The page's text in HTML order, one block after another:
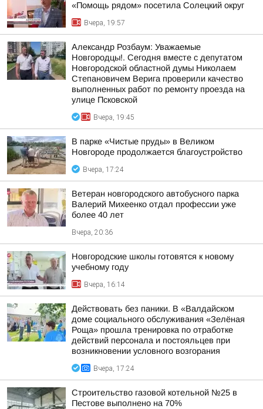
«Помощь рядом» посетила Солецкий округ
Вчера, 19:57
Александр Розбаум: Уважаемые
Новгородцы!. Сегодня вместе с депутатом
Новгородской областной думы Николаем
Степановичем Верига проверили качество
выполненных работ по ремонту проезда на
улице Псковской
Вчера, 19:45
В парке «Чистые пруды» в Великом
Новгороде продолжается благоустройство
Вчера, 17:24
Ветеран новгородского автобусного парка
Валерий Михеенко отдал профессии уже
более 40 лет
Вчера, 20:36
Новгородские школы готовятся к новому
учебному году
Вчера, 16:14
Действовать без паники. В «Валдайском
доме социального обслуживания «Зелёная
Роща» прошла тренировка по отработке
действий персонала и постояльцев при
возникновении условного возгорания
Вчера, 17:24
Строительство газовой котельной №25 в
Пестове выполнено на 70%